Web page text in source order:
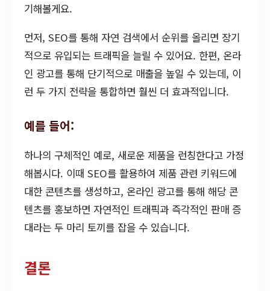
기해볼게요.
먼저, SEO를 통해 자연 검색에서 순위를 올리면 장기
적으로 유입되는 트래픽을 늘릴 수 있어요. 한편, 온라
인 광고를 통해 단기적으로 매출을 높일 수 있는데, 이
런 두 가지 전략을 통합하면 훨씬 더 효과적입니다.
예를 들어:
하나의 구체적인 예로, 새로운 제품을 런칭한다고 가정
해봅시다. 이때 SEO를 활용하여 제품 관련 키워드에
대한 콘텐츠를 생성하고, 온라인 광고를 통해 해당 콘
텐츠를 홍보하면 자연적인 트래픽과 즉각적인 판매 증
대라는 두 마리 토끼를 잡을 수 있습니다.
결론